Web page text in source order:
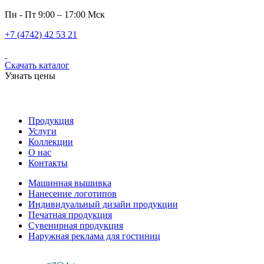
Пн - Пт 9:00 – 17:00 Мск
+7 (4742) 42 53 21
Скачать каталог
Узнать цены
Продукция
Услуги
Коллекции
О нас
Контакты
Машинная вышивка
Нанесение логотипов
Индивидуальный дизайн продукции
Печатная продукция
Сувенирная продукция
Наружная реклама для гостиниц